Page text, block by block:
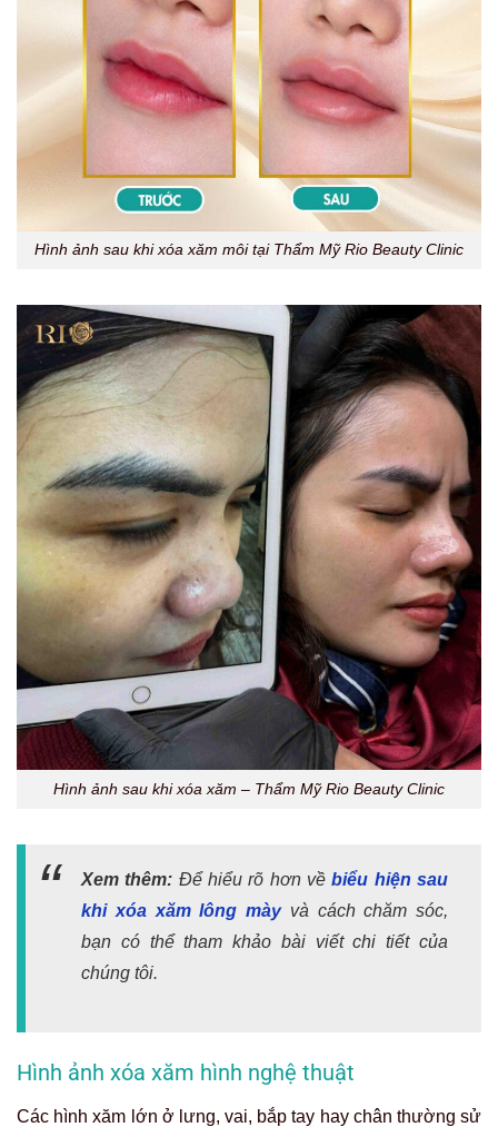
Hình ảnh sau khi xóa xăm môi tại Thẩm Mỹ Rio Beauty Clinic
Hình ảnh sau khi xóa xăm – Thẩm Mỹ Rio Beauty Clinic
Xem thêm: Để hiểu rõ hơn về biểu hiện sau
khi xóa xăm lông màyvà cách chăm sóc,
bạn có thể tham khảo bài viết chi tiết của
chúng tôi.
Hình ảnh xóa xăm hình nghệ thuật
Các hình xăm lớn ở lưng, vai, bắp tay hay chân thường sử